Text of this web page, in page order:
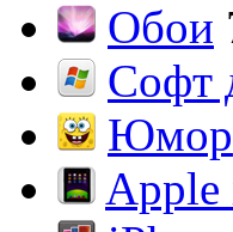
Обои
Софт
Юмор
Apple